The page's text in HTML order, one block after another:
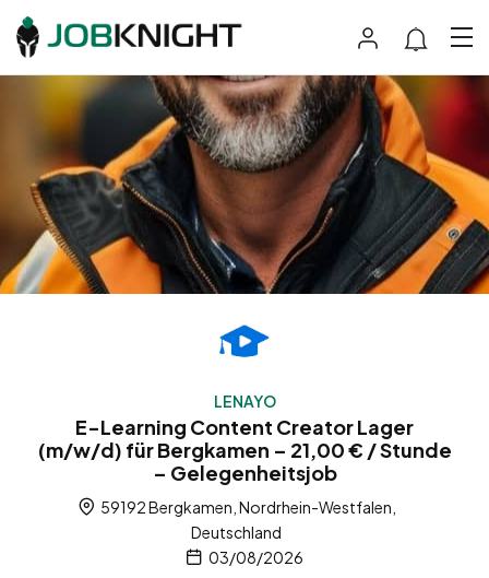
LENAYO
E-Learning Content Creator Lager
(m/w/d) für Bergkamen – 21,00 € / Stunde
– Gelegenheitsjob
59192 Bergkamen, Nordrhein-Westfalen,
Deutschland
03/08/2026